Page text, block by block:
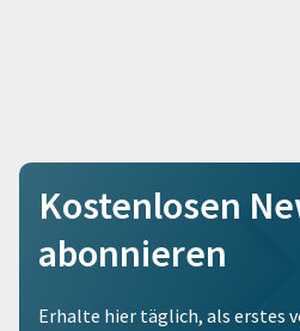
Kostenlosen
abonnieren
Erhalte hier täglich, als erstes